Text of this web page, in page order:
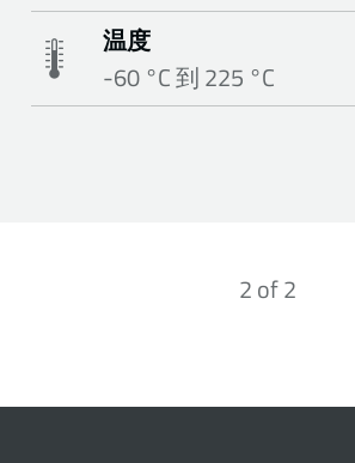
温度
-60 °C 到 225 °C
2of2